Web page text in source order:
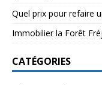
Quel prix pour refaire
Immobilier la Forêt
CATÉGORIES